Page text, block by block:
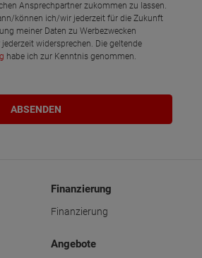
Ansprechpartner zukommen zu lassen.
können ich/wir jederzeit für die Zukunft
meiner Daten zu Werbezwecken
widersprechen. Die geltende
habe ich zur Kenntnis genommen.
Finanzierung
Finanzierung
Angebote